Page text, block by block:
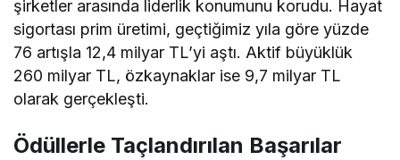
şirketler arasında liderlik konumunu korudu. Hayat
sigortası prim üretimi, geçtiğimiz yıla göre yüzde
76 artışla 12,4 milyar TL’yi aştı. Aktif büyüklük
260 milyar TL, özkaynaklar ise 9,7 milyar TL
olarak gerçekleşti.
Ödüllerle Taçlandırılan Başarılar